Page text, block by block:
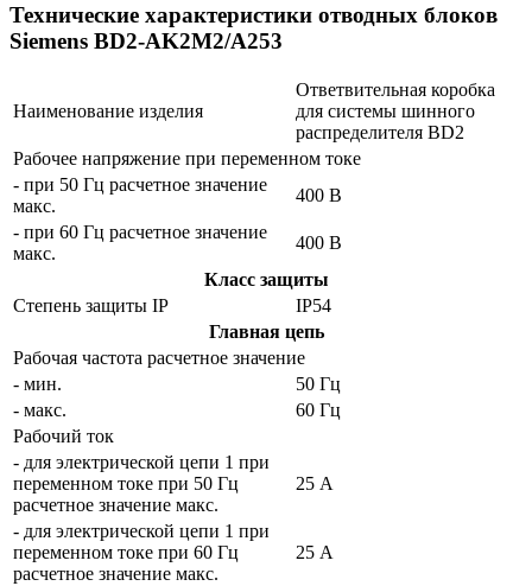
Технические характеристики отводных блоков
Siemens BD2-AK2M2/A253
Наименование изделия
Ответвительная коробка
для системы шинного
распределителя BD2
Рабочее напряжение при переменном токе
- при 50 Гц расчетное значение
макс.
400 В
- при 60 Гц расчетное значение
макс.
400 В
Класс защиты
Степень защиты IP
IP54
Главная цепь
Рабочая частота расчетное значение
- мин.
50 Гц
- макс.
60 Гц
Рабочий ток
- для электрической цепи 1 при
переменном токе при 50 Гц
расчетное значение макс.
25 A
- для электрической цепи 1 при
переменном токе при 60 Гц
расчетное значение макс.
25 A